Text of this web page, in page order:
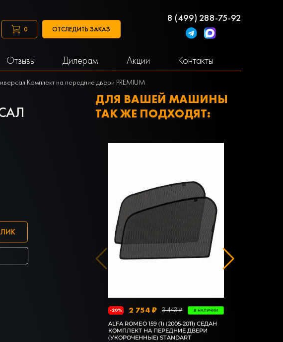
0 ОТСЛЕДИТЬ ЗАКАЗ
8 (499) 288-75-92
Отзывы Дилерам Акции Контакты
Комплект на передние двери PREMIUM
В 1 КЛИК
ДЛЯ ВАШЕЙ МАШИНЫ
ТАК ЖЕ ПОДХОДЯТ:
-20% 2 754 ₽ 3 443 ₽ В НАЛИЧИИ
ALFA ROMEO 159 (1) (2005-2011) СЕДАН
КОМПЛЕКТ НА ПЕРЕДНИЕ ДВЕРИ
(УКОРОЧЕННЫЕ) STANDART